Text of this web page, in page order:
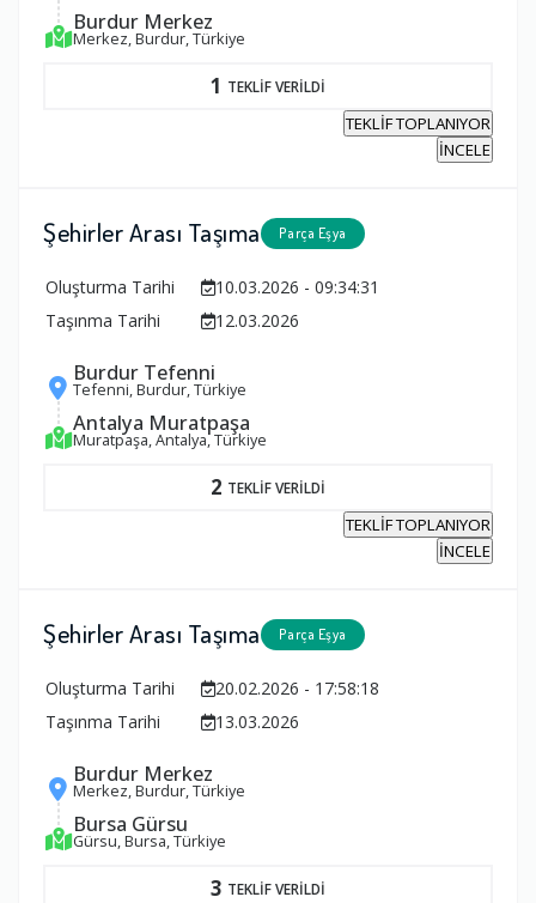
Burdur Merkez
Merkez, Burdur, Türkiye
1 TEKLİF VERİLDİ
TEKLİF TOPLANIYOR
İNCELE
Şehirler Arası Taşıma Parça Eşya
Oluşturma Tarihi
10.03.2026 - 09:34:31
Taşınma Tarihi
12.03.2026
Burdur Tefenni
Tefenni, Burdur, Türkiye
Antalya Muratpaşa
Muratpaşa, Antalya, Türkiye
2 TEKLİF VERİLDİ
TEKLİF TOPLANIYOR
İNCELE
Şehirler Arası Taşıma Parça Eşya
Oluşturma Tarihi
20.02.2026 - 17:58:18
Taşınma Tarihi
13.03.2026
Burdur Merkez
Merkez, Burdur, Türkiye
Bursa Gürsu
Gürsu, Bursa, Türkiye
3 TEKLİF VERİLDİ